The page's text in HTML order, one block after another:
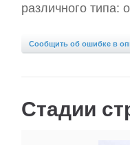
различного типа:
Сообщить об ошибке в
Стадии